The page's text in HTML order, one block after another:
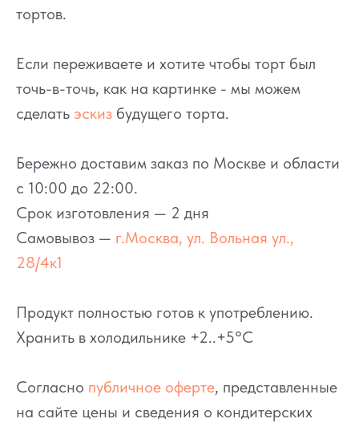
тортов.
Если переживаете и хотите чтобы торт был
точь-в-точь, как на картинке - мы можем
сделать эскиз будущего торта.
Бережно доставим заказ по Москве и области
с 10:00 до 22:00.
Срок изготовления — 2 дня
Самовывоз — г.Москва, ул. Вольная ул.,
28/4к1
Продукт полностью готов к употреблению.
Хранить в холодильнике +2..+5°C
Согласно публичное оферте, представленные
на сайте цены и сведения о кондитерских